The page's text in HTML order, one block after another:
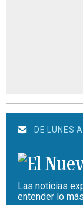
DE LUNES
Las noticias
entender lo